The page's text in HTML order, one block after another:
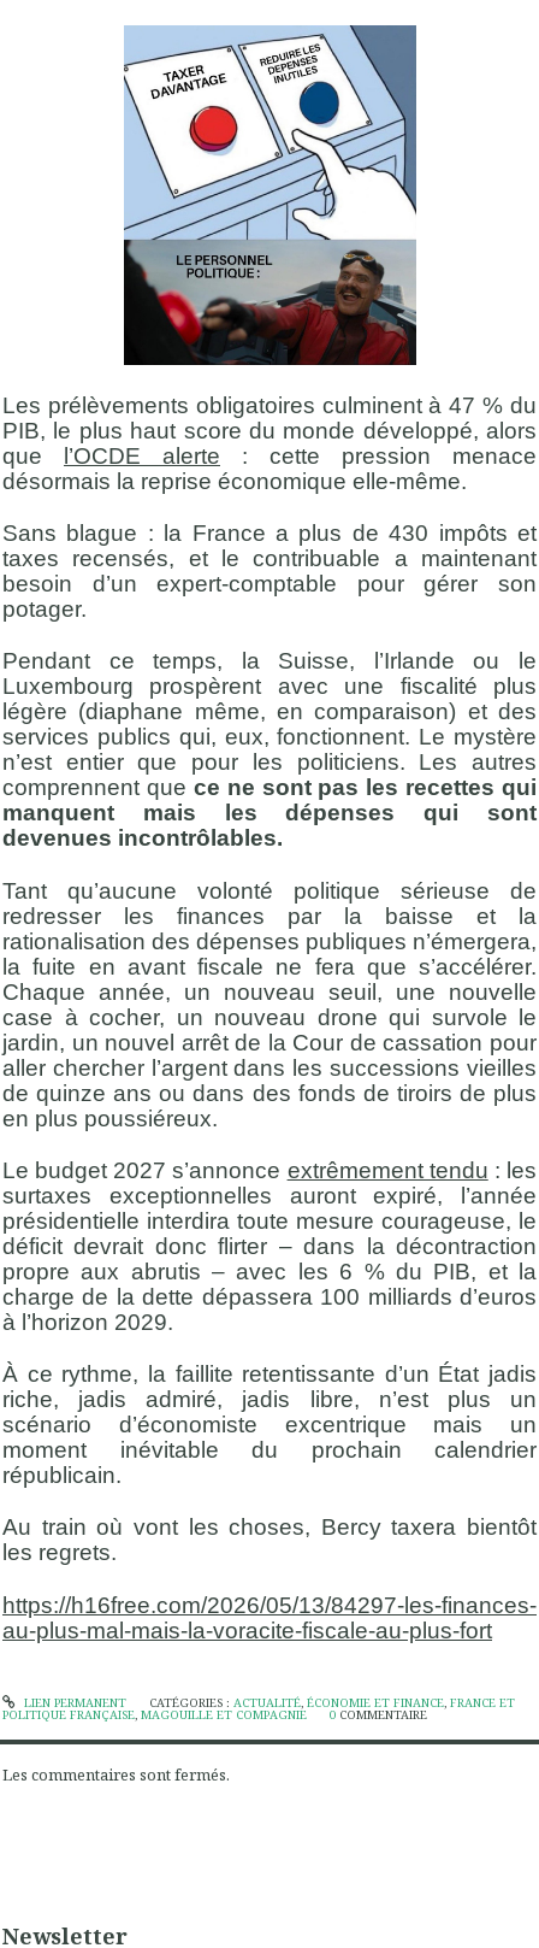
Les prélèvements obligatoires culminent à 47 % du
PIB, le plus haut score du monde développé, alors
que l’OCDE alerte : cette pression menace
désormais la reprise économique elle-même.
Sans blague : la France a plus de 430 impôts et
taxes recensés, et le contribuable a maintenant
besoin d’un expert-comptable pour gérer son
potager.
Pendant ce temps, la Suisse, l’Irlande ou le
Luxembourg prospèrent avec une fiscalité plus
légère (diaphane même, en comparaison) et des
services publics qui, eux, fonctionnent. Le mystère
n’est entier que pour les politiciens. Les autres
comprennent que ce ne sont pas les recettes qui
manquent mais les dépenses qui sont
devenues incontrôlables.
Tant qu’aucune volonté politique sérieuse de
redresser les finances par la baisse et la
rationalisation des dépenses publiques n’émergera,
la fuite en avant fiscale ne fera que s’accélérer.
Chaque année, un nouveau seuil, une nouvelle
case à cocher, un nouveau drone qui survole le
jardin, un nouvel arrêt de la Cour de cassation pour
aller chercher l’argent dans les successions vieilles
de quinze ans ou dans des fonds de tiroirs de plus
en plus poussiéreux.
Le budget 2027 s’annonce extrêmement tendu : les
surtaxes exceptionnelles auront expiré, l’année
présidentielle interdira toute mesure courageuse, le
déficit devrait donc flirter – dans la décontraction
propre aux abrutis – avec les 6 % du PIB, et la
charge de la dette dépassera 100 milliards d’euros
à l’horizon 2029.
À ce rythme, la faillite retentissante d’un État jadis
riche, jadis admiré, jadis libre, n’est plus un
scénario d’économiste excentrique mais un
moment inévitable du prochain calendrier
républicain.
Au train où vont les choses, Bercy taxera bientôt
les regrets.
https://h16free.com/2026/05/13/84297-les-finances-
au-plus-mal-mais-la-voracite-fiscale-au-plus-fort
LIEN PERMANENT CATÉGORIES : ACTUALITÉ, ÉCONOMIE ET FINANCE, FRANCE ET
POLITIQUE FRANÇAISE, MAGOUILLE ET COMPAGNIE 0 COMMENTAIRE
Les commentaires sont fermés.
Newsletter